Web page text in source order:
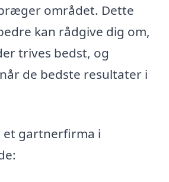
området. Dette
kan rådgive dig om,
trives bedst, og
de bedste resultater i
et gartnerfirma i